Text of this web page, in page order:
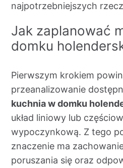
najpotrzebniejszych
Jak zaplanować
domku
Pierwszym krokiem
przeanalizowanie
kuchnia w domku
układ liniowy lub
wypoczynkową. Z tego
znaczenie ma
poruszania się oraz